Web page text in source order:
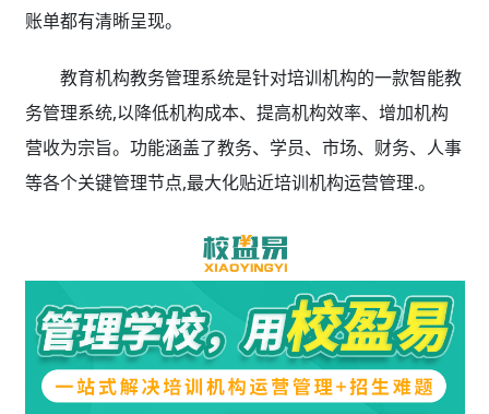
账单都有清晰呈现。
教育机构教务管理系统是针对培训机构的一款智能教
务管理系统,以降低机构成本、提高机构效率、增加机构
营收为宗旨。功能涵盖了教务、学员、市场、财务、人事
等各个关键管理节点,最大化贴近培训机构运营管理.。